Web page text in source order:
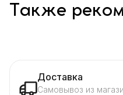
Также
Доставка
Самовывоз из